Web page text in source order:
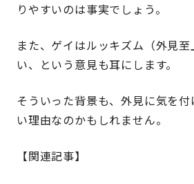
りやすいのは事実でしょう。
また、ゲイはルッキズム（外見
い、という意見も耳にします。
そういった背景も、外見に気を
い理由なのかもしれません。
【関連記事】